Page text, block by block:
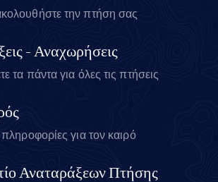
την πτήση σας
- Αναχωρήσεις
τα πάντα για όλες τις πτήσεις
πληροφορίες για τον καιρό
Αναταράξεων Πτήσης